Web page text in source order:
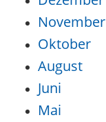
November
Oktober
August
Juni
Mai